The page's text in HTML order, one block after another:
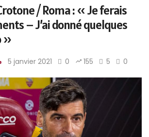
/ Roma : « Je ferais
– J’ai donné quelques
»
5 janvier 2021 0 155 5 0